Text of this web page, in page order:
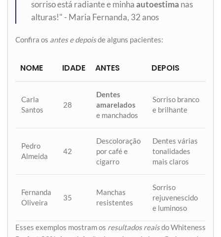
sorriso está radiante e minha autoestima nas
alturas!" - Maria Fernanda, 32 anos
Confira os antes e depoisde alguns pacientes:
NOME IDADE ANTES DEPOIS
Carla
Santos
28
Dentes
amarelados
e manchados
Sorriso branco
e brilhante
Pedro
Almeida
42
Descoloração
por café e
cigarro
Dentes várias
tonalidades
mais claros
Fernanda
Oliveira
35
Manchas
resistentes
Sorriso
rejuvenescido
e luminoso
Esses exemplos mostram os resultados reaisdo Whiteness